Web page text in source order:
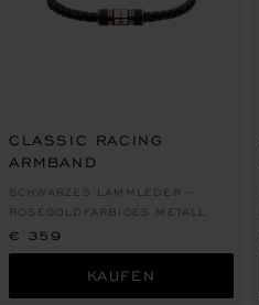
CLASSIC RACING
ARMBAND
SCHWARZES LAMMLEDER –
ROSÉGOLDFARBIGES METALL
€ 359
KAUFEN